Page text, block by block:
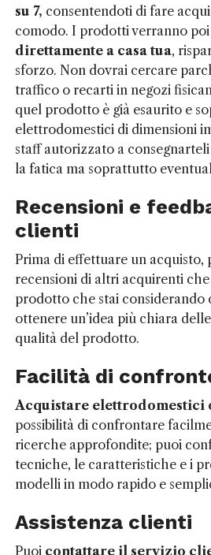
su 7, consentendoti di fare
comodo. I prodotti verranno poi
direttamente a casa tua,
sforzo. Non dovrai cercare
traffico o recarti in negozi
quel prodotto è già esaurito e
elettrodomestici di dimensioni
staff autorizzato a
la fatica ma soprattutto
Recensioni e
clienti
Prima di effettuare un acquisto,
recensioni di altri acquirenti
prodotto che stai considerando
ottenere un’idea più chiara
qualità del prodotto.
Facilità di
Acquistare elettrodomestici
possibilità di confrontare
ricerche approfondite; puoi
tecniche, le caratteristiche e i
modelli in modo rapido e
Assistenza clienti
Puoi contattare il servizio